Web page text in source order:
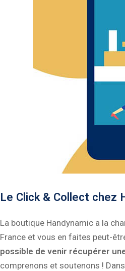
Le Click & Collect chez
La boutique Handynamic a la
France et vous en faites peut-
possible de venir récupérer
comprenons et soutenons !